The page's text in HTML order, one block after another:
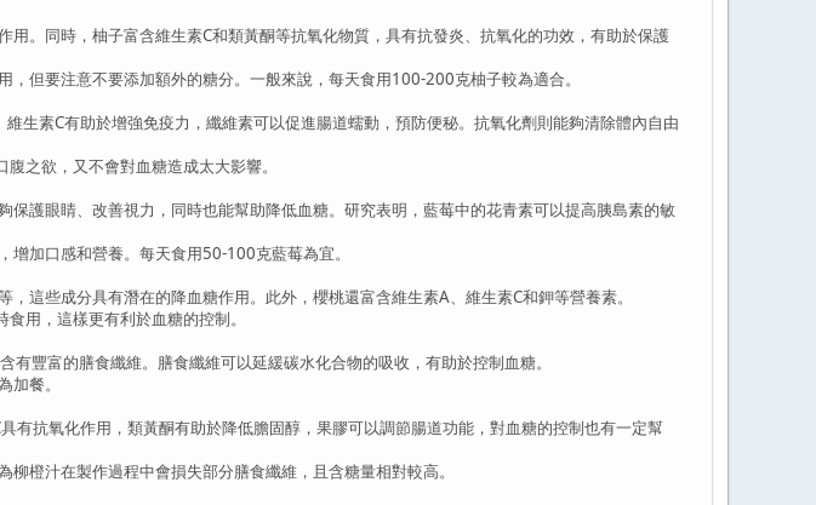
。同時，柚子富含維生素C和類黃酮等抗氧化物質，具有抗發炎、抗氧化的功效，有助於保護
但要注意不要添加額外的糖分。一般來說，每天食用100-200克柚子較為適合。
素C有助於增強免疫力，纖維素可以促進腸道蠕動，預防便秘。抗氧化劑則能夠清除體內自由
之欲，又不會對血糖造成太大影響。
護眼睛、改善視力，同時也能幫助降低血糖。研究表明，藍莓中的花青素可以提高胰島素的敏
加口感和營養。每天食用50-100克藍莓為宜。
些成分具有潛在的降血糖作用。此外，櫻桃還富含維生素A、維生素C和鉀等營養素。
用，這樣更有利於血糖的控制。
豐富的膳食纖維。膳食纖維可以延緩碳水化合物的吸收，有助於控制血糖。
餐。
抗氧化作用，類黃酮有助於降低膽固醇，果膠可以調節腸道功能，對血糖的控制也有一定幫
汁在製作過程中會損失部分膳食纖維，且含糖量相對較高。